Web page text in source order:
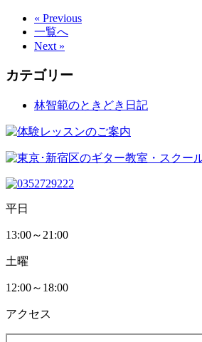
« Previous
一覧へ
Next »
カテゴリー
林智範のときどき日記
平日
13:00～21:00
土曜
12:00～18:00
アクセス